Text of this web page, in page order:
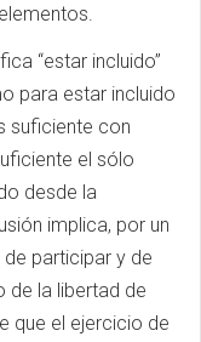
“estar incluido”
para estar incluido
suficiente con
el sólo
desde la
implica, por un
participar y de
de la libertad de
que el ejercicio de